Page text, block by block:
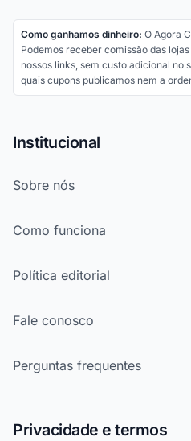
Como ganhamos dinheiro: O Agora
Podemos receber comissão das
nossos links, sem custo adicional no
quais cupons publicamos nem a
Institucional
Sobre nós
Como funciona
Política editorial
Fale conosco
Perguntas frequentes
Privacidade e termos